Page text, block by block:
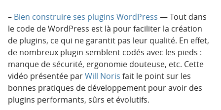
– Bien construire ses plugins WordPress — Tout dans
le code de WordPress est là pour faciliter la création
de plugins, ce qui ne garantit pas leur qualité. En effet,
de nombreux plugin semblent codés avec les pieds :
manque de sécurité, ergonomie douteuse, etc. Cette
vidéo présentée parWill Noris fait le point sur les
bonnes pratiques de développement pour avoir des
plugins performants, sûrs et évolutifs.